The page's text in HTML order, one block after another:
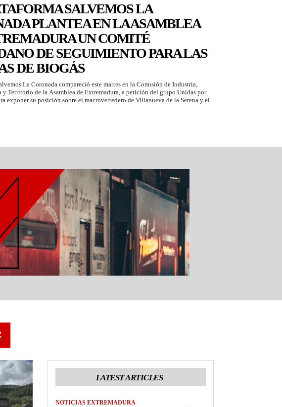
SALVEMOS LA
PLANTEA EN LA ASAMBLEA
UN COMITÉ
DE SEGUIMIENTO PARA LAS
DE BIOGÁS
La Coronada compareció este martes en la Comisión de Industria,
y Territorio de la Asamblea de Extremadura, a petición del grupo Unidas por
exponer su posición sobre el macrovertedero de Villanueva de la Serena y el
LATEST ARTICLES
NOTICIAS EXTREMADURA